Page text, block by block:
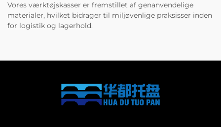
Vores værktøjskasser er fremstillet af genanvendelige
materialer, hvilket bidrager til miljøvenlige praksisser inden
for logistik og lagerhold.